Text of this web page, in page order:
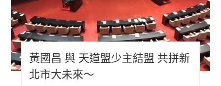
黃國昌 與 天道盟少主結盟 共拼新
北市大未來～